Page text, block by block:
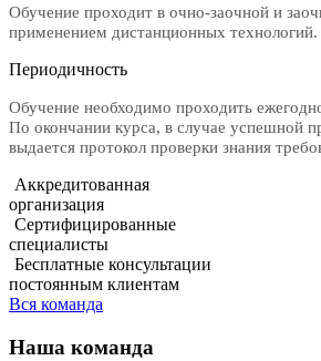
Обучение проходит в очно-заочной и
применением дистанционных технологий.
Периодичность
Обучение необходимо проходить
По окончании курса, в случае успешной
выдается протокол проверки знания
Аккредитованная
организация
Сертифицированные
специалисты
Бесплатные консультации
постоянным клиентам
Вся команда
Наша команда